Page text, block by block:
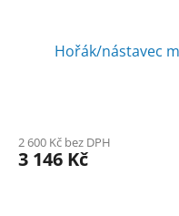
Hořák/nástavec
2 600 Kč bez DPH
3 146 Kč